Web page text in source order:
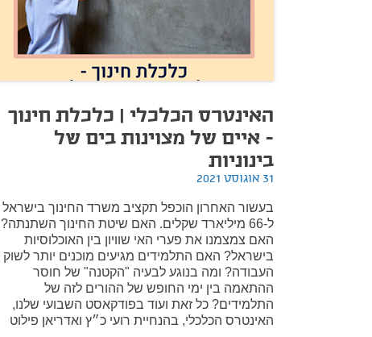
האינטרס הכלכלי | כלכלת חינוך
- איים של מצוינות בים של
בינוניות
31 אוגוסט 2021
בעשור האחרון הוכפל תקציב משרד החינוך בישראל
ל-66 מיליארד שקלים. האם שיטת החינוך השתנתה?
האם צמצמנו את פערי האי שוויון בין האוכלוסיות
בישראל? האם התלמידים מגיעים מוכנים יותר לשוק
העבודה? ומה בנוגע לבעיה "הקטנה" של חוסר
ההתאמה בין ימי החופש של ההורים לזה של
התלמידים? כל זאת ועוד בפודקאסט השבועי שלנו,
האינטרס הכלכלי, בהנחיית רועי כ״ץ ואדריאן פילוט